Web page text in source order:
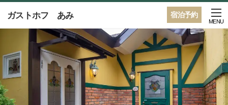
宿泊予約
ガストホフ あみ
MENU